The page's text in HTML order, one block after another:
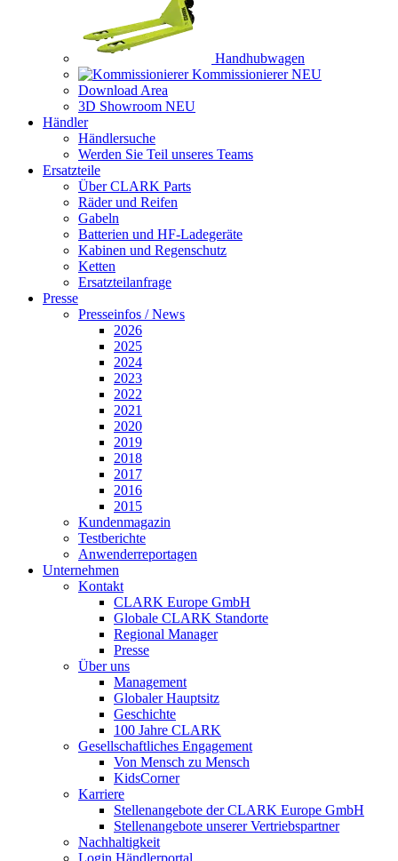
Handhubwagen
Kommissionierer NEU
Download Area
3D Showroom NEU
Händler
Händlersuche
Werden Sie Teil unseres Teams
Ersatzteile
Über CLARK Parts
Räder und Reifen
Gabeln
Batterien und HF-Ladegeräte
Kabinen und Regenschutz
Ketten
Ersatzteilanfrage
Presse
Presseinfos / News
2026
2025
2024
2023
2022
2021
2020
2019
2018
2017
2016
2015
Kundenmagazin
Testberichte
Anwenderreportagen
Unternehmen
Kontakt
CLARK Europe GmbH
Globale CLARK Standorte
Regional Manager
Presse
Über uns
Management
Globaler Hauptsitz
Geschichte
100 Jahre CLARK
Gesellschaftliches Engagement
Von Mensch zu Mensch
KidsCorner
Karriere
Stellenangebote der CLARK Europe GmbH
Stellenangebote unserer Vertriebspartner
Nachhaltigkeit
Login Händlerportal